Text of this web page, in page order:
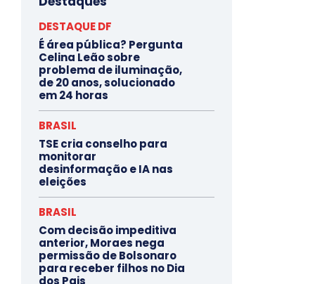
DESTAQUE DF
É área pública? Pergunta
Celina Leão sobre
problema de iluminação,
de 20 anos, solucionado
em 24 horas
BRASIL
TSE cria conselho para
monitorar
desinformação e IA nas
eleições
BRASIL
Com decisão impeditiva
anterior, Moraes nega
permissão de Bolsonaro
para receber filhos no Dia